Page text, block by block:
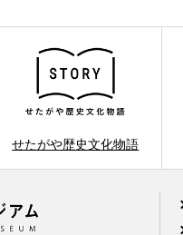
せたがや歴史文化物語